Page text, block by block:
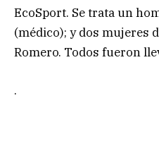
EcoSport. Se trata un
(médico); y dos mujeres
Romero. Todos fueron
.